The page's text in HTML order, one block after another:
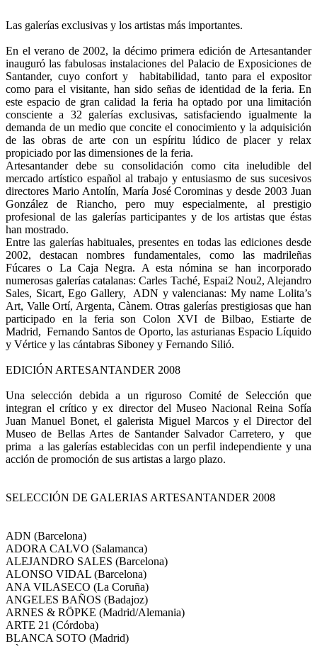
Las galerías exclusivas y los artistas más importantes.
En el verano de 2002, la décimo primera edición de Artesantander
inauguró las fabulosas instalaciones del Palacio de Exposiciones de
Santander, cuyo confort y habitabilidad, tanto para el expositor
como para el visitante, han sido señas de identidad de la feria. En
este espacio de gran calidad la feria ha optado por una limitación
consciente a 32 galerías exclusivas, satisfaciendo igualmente la
demanda de un medio que concite el conocimiento y la adquisición
de las obras de arte con un espíritu lúdico de placer y relax
propiciado por las dimensiones de la feria.
Artesantander debe su consolidación como cita ineludible del
mercado artístico español al trabajo y entusiasmo de sus sucesivos
directores Mario Antolín, María José Corominas y desde 2003 Juan
González de Riancho, pero muy especialmente, al prestigio
profesional de las galerías participantes y de los artistas que éstas
han mostrado.
Entre las galerías habituales, presentes en todas las ediciones desde
2002, destacan nombres fundamentales, como las madrileñas
Fúcares o La Caja Negra. A esta nómina se han incorporado
numerosas galerías catalanas: Carles Taché, Espai2 Nou2, Alejandro
Sales, Sicart, Ego Gallery, ADN y valencianas: My name Lolita’s
Art, Valle Ortí, Argenta, Cànem. Otras galerías prestigiosas que han
participado en la feria son Colon XVI de Bilbao, Estiarte de
Madrid, Fernando Santos de Oporto, las asturianas Espacio Líquido
y Vértice y las cántabras Siboney y Fernando Silió.
EDICIÓN ARTESANTANDER 2008
Una selección debida a un riguroso Comité de Selección que
integran el crítico y ex director del Museo Nacional Reina Sofía
Juan Manuel Bonet, el galerista Miguel Marcos y el Director del
Museo de Bellas Artes de Santander Salvador Carretero, y que
prima a las galerías establecidas con un perfil independiente y una
acción de promoción de sus artistas a largo plazo.
SELECCIÓN DE GALERIAS ARTESANTANDER 2008
ADN (Barcelona)
ADORA CALVO (Salamanca)
ALEJANDRO SALES (Barcelona)
ALONSO VIDAL (Barcelona)
ANA VILASECO (La Coruña)
ANGELES BAÑOS (Badajoz)
ARNES & RÖPKE (Madrid/Alemania)
ARTE 21 (Córdoba)
BLANCA SOTO (Madrid)